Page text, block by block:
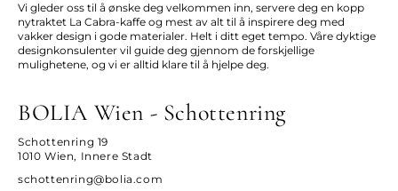
Vi gleder oss til å ønske deg velkommen inn, servere deg en kopp
nytraktet La Cabra-kaffe og mest av alt til å inspirere deg med
vakker design i gode materialer. Helt i ditt eget tempo. Våre dyktige
designkonsulenter vil guide deg gjennom de forskjellige
mulighetene, og vi er alltid klare til å hjelpe deg.
BOLIA Wien - Schottenring
Schottenring 19
1010 Wien, Innere Stadt
schottenring@bolia.com